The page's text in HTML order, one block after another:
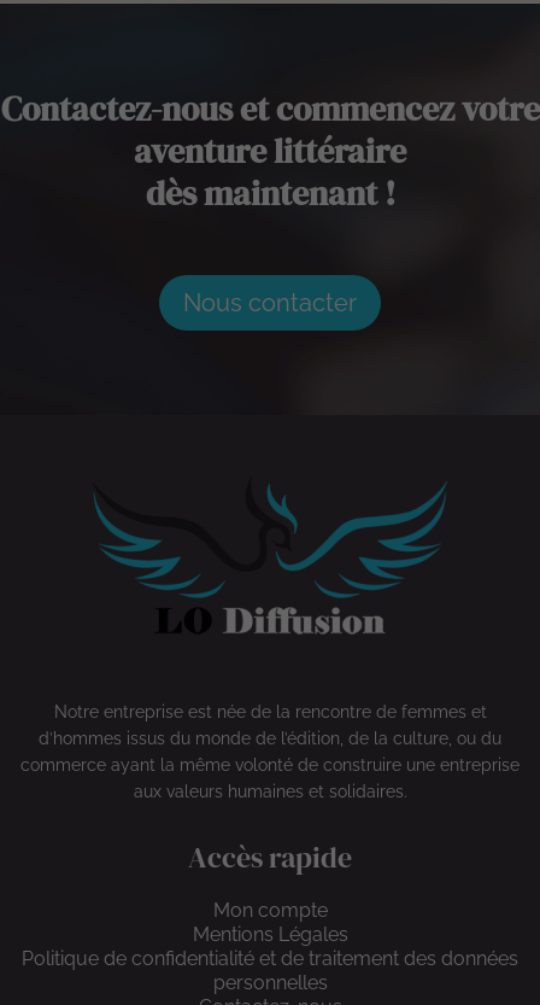
Contactez-nous et commencez votre
aventure littéraire
dès maintenant !
Nous contacter
Notre entreprise est née de la rencontre de femmes et
d’hommes issus du monde de l’édition, de la culture, ou du
commerce ayant la même volonté de construire une entreprise
aux valeurs humaines et solidaires.
Accès rapide
Mon compte
Mentions Légales
Politique de confidentialité et de traitement des données
personnelles